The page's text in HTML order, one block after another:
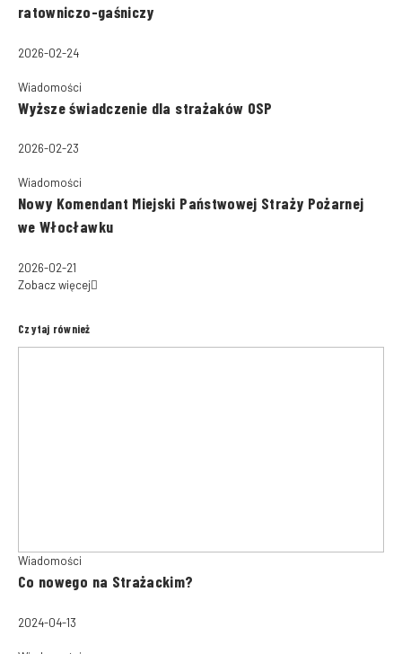
ratowniczo-gaśniczy
2026-02-24
Wiadomości
Wyższe świadczenie dla strażaków OSP
2026-02-23
Wiadomości
Nowy Komendant Miejski Państwowej Straży Pożarnej
we Włocławku
2026-02-21
Zobacz więcej
Czytaj również
Wiadomości
Co nowego na Strażackim?
2024-04-13